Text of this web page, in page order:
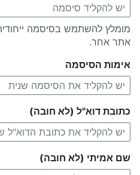
מומלץ להשתמש בסיסמה
אתר אחר.
אימות הסיסמה
כתובת דוא"ל (לא חובה)
שם אמיתי (לא חובה)